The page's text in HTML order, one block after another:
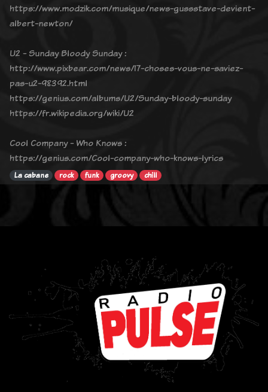
https://www.modzik.com/musique/news-gussstave-devient-
albert-newton/
U2 - Sunday Bloody Sunday :
http://www.pixbear.com/news/17-choses-vous-ne-saviez-
pas-u2-98392.html
https://genius.com/albums/U2/Sunday-bloody-sunday
https://fr.wikipedia.org/wiki/U2
Cool Company - Who Knows :
https://genius.com/Cool-company-who-knows-lyrics
La cabane rock funk groovy chill